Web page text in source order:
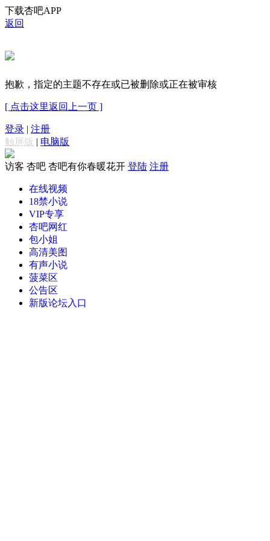
下载杏吧APP
返回
抱歉，指定的主题不存在或已被删除或正在被审核
[ 点击这里返回上一页 ]
登录 | 注册
触屏版 | 电脑版
访客 杏吧 杏吧有你春暖花开 登陆 注册
在线视频
18禁小说
VIP专享
杏吧网红
包小姐
高清美图
有声小说
菠菜区
公告区
新版论坛入口